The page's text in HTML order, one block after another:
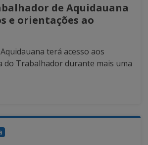
de Aquidauana
e orientações ao
terá acesso aos
do Trabalhador durante mais uma